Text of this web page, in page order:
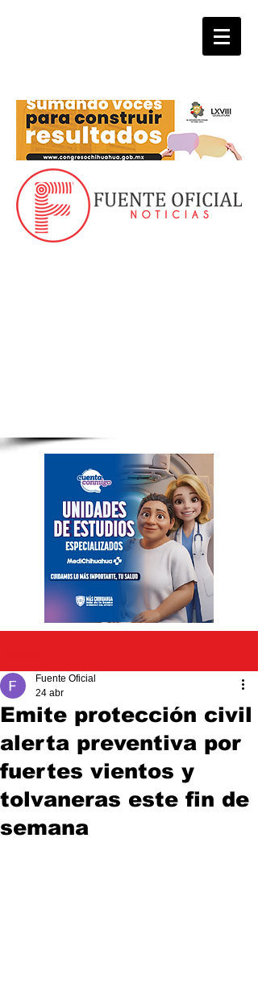
Emite protección civil
alerta preventiva por
fuertes vientos y
tolvaneras este fin de
semana
Fuente Oficial
24 abr